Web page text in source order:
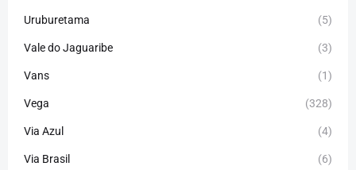
Uruburetama (5)
Vale do Jaguaribe (3)
Vans (1)
Vega (328)
Via Azul (4)
Via Brasil (6)